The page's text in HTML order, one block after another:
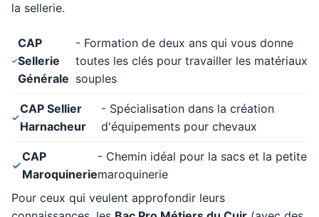
la sellerie.
CAP
Sellerie
Générale
- Formation de deux ans qui vous donne
toutes les clés pour travailler les matériaux
souples
CAP Sellier
Harnacheur
- Spécialisation dans la création
d'équipements pour chevaux
CAP
Maroquinerie
- Chemin idéal pour la sacs et la petite
maroquinerie
Pour ceux qui veulent approfondir leurs